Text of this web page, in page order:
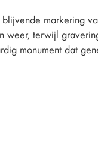
markering
weer, terwijl
monument dat